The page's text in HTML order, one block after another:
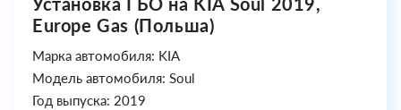
Europe Gas (Польша)
Марка автомобиля: KIA
Модель автомобиля: Soul
Год выпуска: 2019